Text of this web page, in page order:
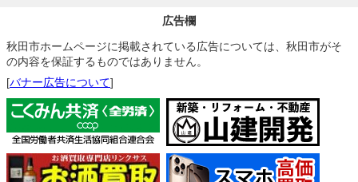
広告欄
秋田市ホームページに掲載されている広告については、秋田市がそ
の内容を保証するものではありません。
[バナー広告について]